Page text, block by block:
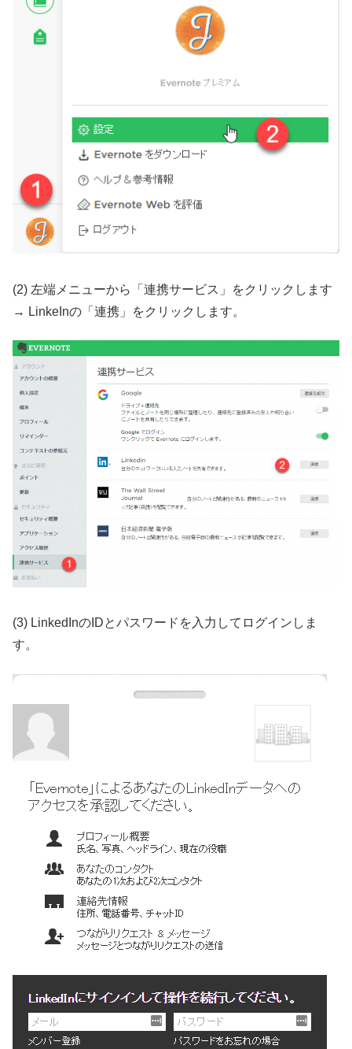
(2) 左端メニューから「連携サービス」をクリックします
→ LinkeInの「連携」をクリックします。
(3) LinkedInのIDとパスワードを入力してログインしま
す。